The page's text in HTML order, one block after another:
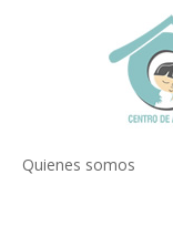
Main
Quienes somos